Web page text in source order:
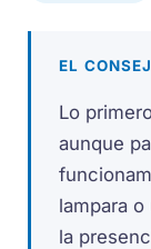
EL
Lo
aunque
lampara
la